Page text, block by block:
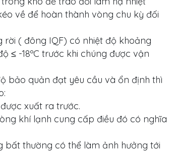
về để hoàn thành vòng chu kỳ đối
( đông IQF) có nhiệt độ khoảng
≤ -18ºC trước khi chúng được vận
bảo quản đạt yêu cầu và ổn định thì
xuất ra trước.
khí lạnh cung cấp điều đó có nghĩa
bất thường có thể làm ảnh hưởng tới